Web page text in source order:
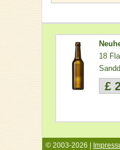
18
£
© 2003-2026 |